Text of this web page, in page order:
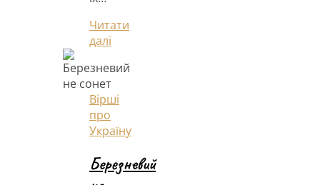
Читати
далі
Вірші
про
Україну
Березневий